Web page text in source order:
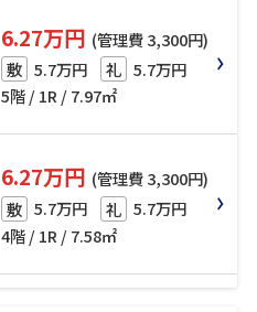
6.27万円 (管理費 3,300円)
敷 5.7万円 礼 5.7万円
5階 / 1R / 7.97㎡
6.27万円 (管理費 3,300円)
敷 5.7万円 礼 5.7万円
4階 / 1R / 7.58㎡